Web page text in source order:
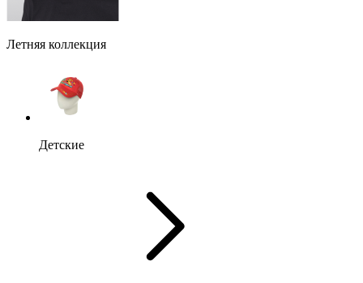
Летняя коллекция
Детские